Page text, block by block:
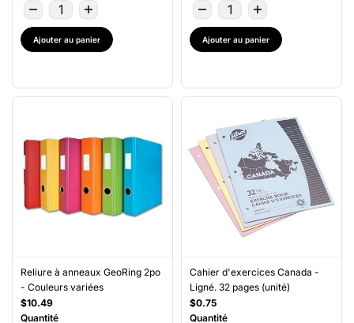
Ajouter au panier Ajouter au panier
Reliure à anneaux GeoRing 2po
- Couleurs variées
$10.49
Quantité
Cahier d'exercices Canada -
Ligné. 32 pages (unité)
$0.75
Quantité